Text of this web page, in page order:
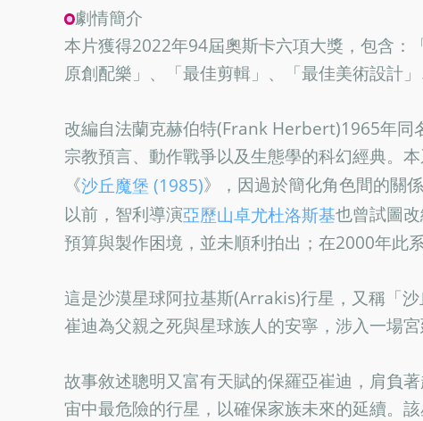
劇情簡介
本片獲得2022年94屆奧斯卡六項大獎，包含：
原創配樂」、「最佳剪輯」、「最佳美術設計」
改編自法蘭克赫伯特(Frank Herbert)1965年同
宗教預言、動作戰爭以及生態學的科幻經典。
《沙丘魔堡 (1985)》，因過於簡化角色間的關
以前，智利導演亞歷山卓尤杜洛斯基也曾試圖
預算與製作困境，並未順利拍出；在2000年此
這是沙漠星球阿拉基斯(Arrakis)行星，又稱「
崔迪為父親之死與星球族人的安寧，涉入一場宮
故事敘述聰明又富有天賦的保羅亞崔迪，肩負
宙中最危險的行星，以確保家族未來的延續。